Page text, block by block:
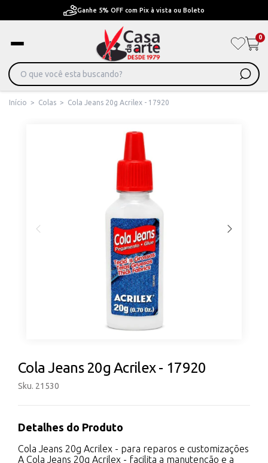
Ganhe 5% OFF com Pix à vista ou Boleto
0
Início > Colas > Cola Jeans 20g Acrilex - 17920
Cola Jeans 20g Acrilex - 17920
Sku. 21530
Detalhes do Produto
Cola Jeans 20g Acrilex - para reparos e customizações
A Cola Jeans 20g Acrilex - facilita a manutenção e a